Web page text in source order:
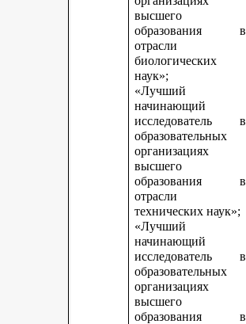
высшего
образования в
отрасли
биологических
наук»;
«Лучший
начинающий
исследователь в
образовательных
организациях
высшего
образования в
отрасли
технических наук»;
«Лучший
начинающий
исследователь в
образовательных
организациях
высшего
образования в